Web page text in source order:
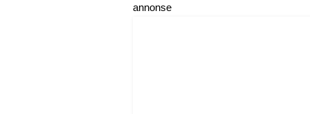
annonse